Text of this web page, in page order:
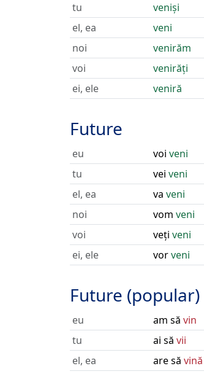
tu
veniși
el, ea
veni
noi
venirăm
voi
venirăți
ei, ele
veniră
Future
eu voi veni
tu
vei veni
el, ea
va veni
noi
vom veni
voi
veți veni
ei, ele
vorveni
Future (popular)
eu am să vin
tu
ai să vii
el, ea
are să vină